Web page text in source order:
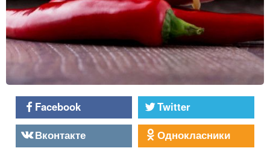
Facebook
Twitter
Вконтакте
Однокласники